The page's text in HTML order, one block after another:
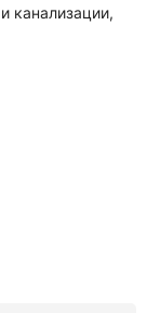
канализации,